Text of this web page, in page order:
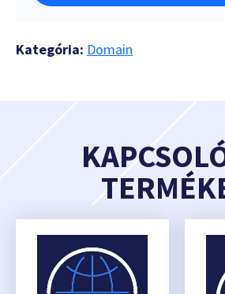
Kategória: Domain